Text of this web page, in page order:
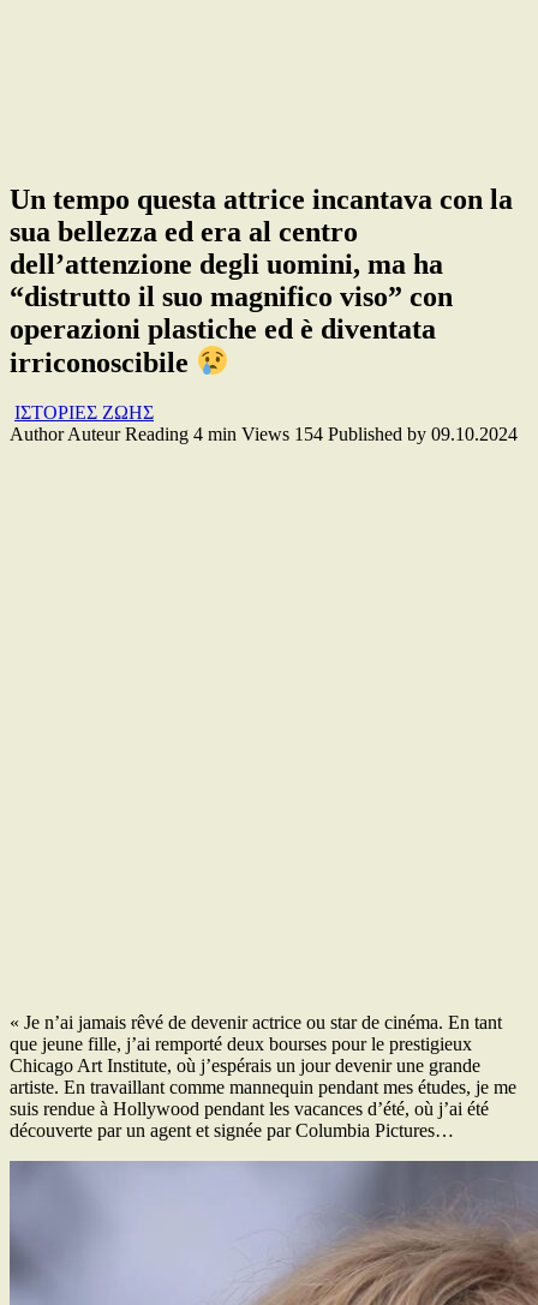
Un tempo questa attrice incantava con la
sua bellezza ed era al centro
dell’attenzione degli uomini, ma ha
“distrutto il suo magnifico viso” con
operazioni plastiche ed è diventata
irriconoscibile
ΙΣΤΟΡΙΕΣ ΖΩΗΣ
AuthorAuteur Reading 4 min Views 154 Published by 09.10.2024
« Je n’ai jamais rêvé de devenir actrice ou star de cinéma. En tant
que jeune fille, j’ai remporté deux bourses pour le prestigieux
Chicago Art Institute, où j’espérais un jour devenir une grande
artiste. En travaillant comme mannequin pendant mes études, je me
suis rendue à Hollywood pendant les vacances d’été, où j’ai été
découverte par un agent et signée par Columbia Pictures…